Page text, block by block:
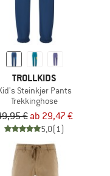
Fit Jeans
TROLLKIDS
Steinkjer Pants
Trekkinghose
€ ab 29,47 €
5,0(1)